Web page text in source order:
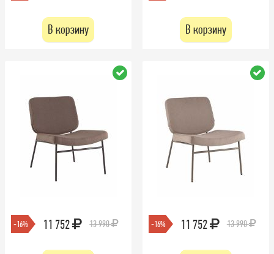
В корзину В корзину
-16% 11 752 13 990 -16% 11 752 13 990